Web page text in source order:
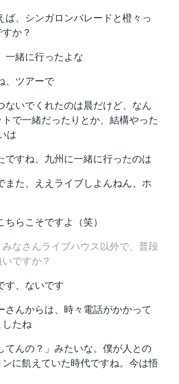
ば、シンガロンパレードと橙々っ
か？
一緒に行ったよな
、ツアーで
ないでくれたのは晨だけど、なん
で一緒だったりとか、結構やった
は
ですね、九州に一緒に行ったのは
また、ええライブしよんねん、ホ
ちらこそですよ（笑）
みなさんライブハウス以外で、普段
ですか？
す、ないです
さんからは、時々電話がかかって
したね
てんの？」みたいな。僕が人との
に飢えていた時代ですね。今は悟